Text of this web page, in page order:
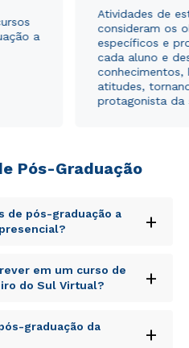
a
Atividades de
consideram os
específicos e
cada aluno e
conhecimentos,
atitudes,
protagonista da
Pós-Graduação
de pós-graduação a
+
iste natus error sit
laudantium,
ipsa quae ab illo inventore
voluptatem quia
odit aut fugit, sed quia
em um curso de
do Sul Virtual?
+
iste natus error sit
laudantium,
graduação da
+
ou
de Privacidade.